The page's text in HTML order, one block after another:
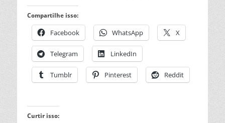
Compartilhe isso:
Facebook WhatsApp X
Telegram LinkedIn
Tumblr Pinterest Reddit
Curtir isso: